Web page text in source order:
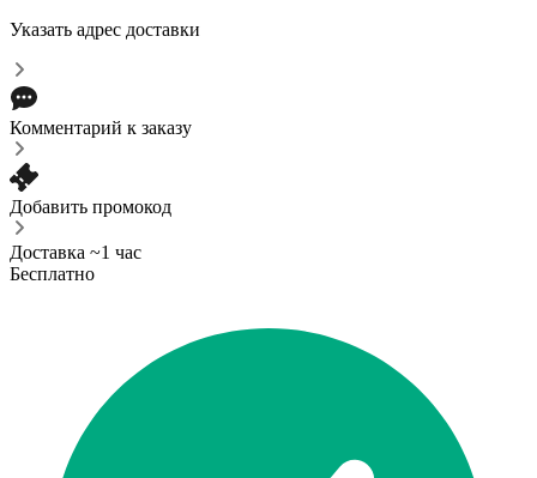
Указать адрес доставки
Комментарий к заказу
Добавить промокод
Доставка ~1 час
Бесплатно